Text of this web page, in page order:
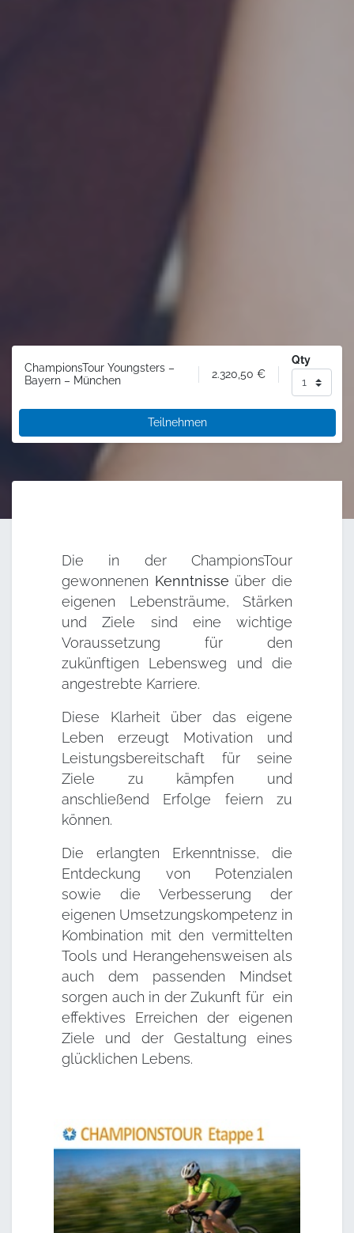
ChampionsTour Youngsters –
Bayern – München
2.320,50 €
Qty
Teilnehmen
Die in der ChampionsTour
gewonnenen Kenntnisse über die
eigenen Lebensträume, Stärken
und Ziele sind eine wichtige
Voraussetzung für den
zukünftigen Lebensweg und die
angestrebte Karriere.
Diese Klarheit über das eigene
Leben erzeugt Motivation und
Leistungsbereitschaft für seine
Ziele zu kämpfen und
anschließend Erfolge feiern zu
können.
Die erlangten Erkenntnisse, die
Entdeckung von Potenzialen
sowie die Verbesserung der
eigenen Umsetzungskompetenz in
Kombination mit den vermittelten
Tools und Herangehensweisen als
auch dem passenden Mindset
sorgen auch in der Zukunft für ein
effektives Erreichen der eigenen
Ziele und der Gestaltung eines
glücklichen Lebens.